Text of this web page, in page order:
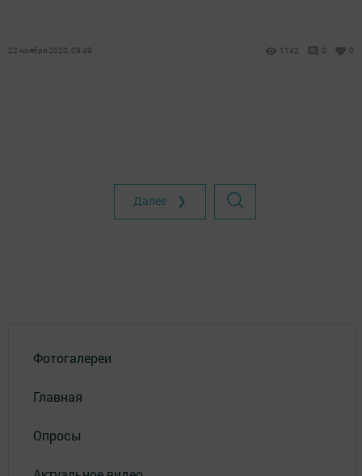
22 ноября 2020, 09:49 1142 0 0
Далее ❯
Фотогалереи
Главная
Опросы